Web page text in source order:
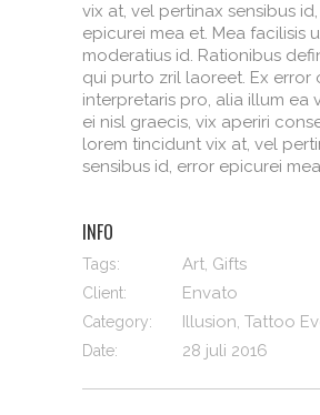
vix at, vel pertinax sensibus
epicurei mea et. Mea facilisis
moderatius id. Rationibus
qui purto zril laoreet. Ex error
interpretaris pro, alia illum ea
ei nisl graecis, vix aperiri
lorem tincidunt vix at, vel
sensibus id, error epicurei
INFO
Tags: Art, Gifts
Client: Envato
Category: Illusion, Tattoo
Date: 28 juli 2016